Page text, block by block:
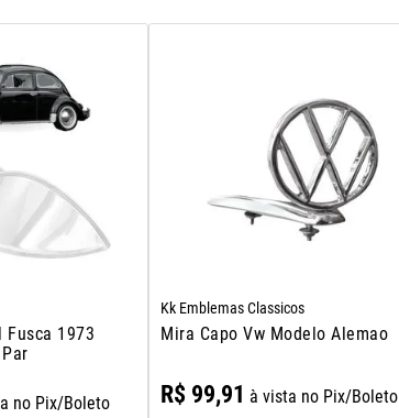
Fusca 1973
no Pix/Boleto
Kk Emblemas Classicos
Mira Capo Vw Modelo Alemao
R$ 99,91 à vista no Pix/Boleto